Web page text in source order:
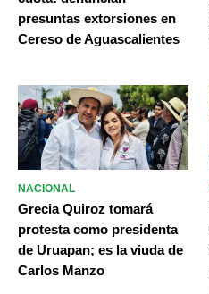
presuntas extorsiones en
Cereso de Aguascalientes
NACIONAL
Grecia Quiroz tomará
protesta como presidenta
de Uruapan; es la viuda de
Carlos Manzo